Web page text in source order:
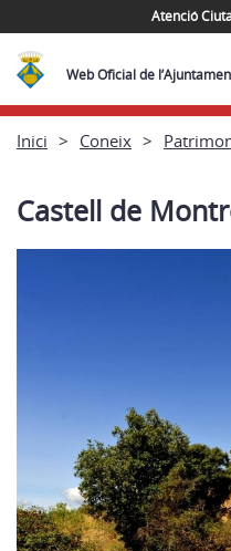
Atenció
Web Oficial de
Inici Coneix
Castell de